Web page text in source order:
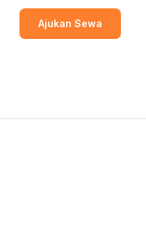
Ajukan Sewa